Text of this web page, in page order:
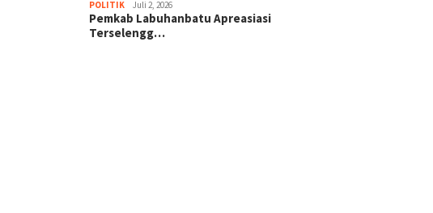
POLITIK Juli 2, 2026
Pemkab Labuhanbatu Apreasiasi
Terselengg…